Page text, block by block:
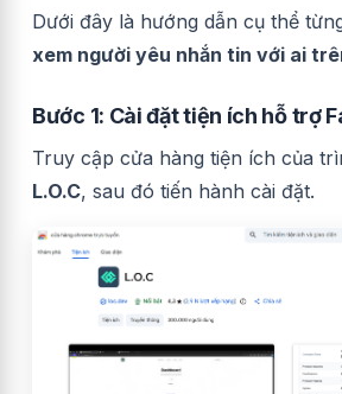
Dưới đây là hướng dẫn cụ thể
xem người yêu nhắn tin với ai
Bước 1: Cài đặt tiện ích hỗ trợ
Truy cập cửa hàng tiện ích của
L.O.C, sau đó tiến hành cài đặt.